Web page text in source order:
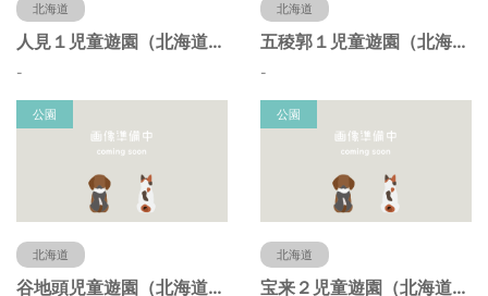
北海道
人見１児童遊園（北海道函館市）
-
北海道
五稜郭１児童遊園（北海道函館市）
-
公園
北海道
谷地頭児童遊園（北海道函館市）
公園
北海道
宝来２児童遊園（北海道函館市）